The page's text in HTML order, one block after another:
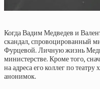
Когда Вадим Медведев и
скандал, спровоцированный
Фурцевой. Личную жизнь
министерстве. Кроме того,
на адреса его коллег по
анонимок.